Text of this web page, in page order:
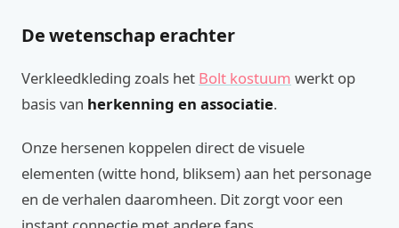
De wetenschap erachter
Verkleedkleding zoals het Bolt kostuum werkt op
basis van herkenning en associatie.
Onze hersenen koppelen direct de visuele
elementen (witte hond, bliksem) aan het personage
en de verhalen daaromheen. Dit zorgt voor een